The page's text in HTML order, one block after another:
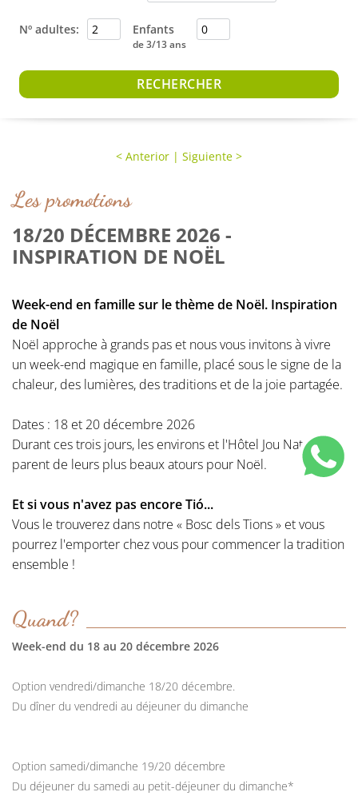
Nº adultes: Enfants
de 3/13 ans
< Anterior | Siguiente >
Les promotions
18/20 DÉCEMBRE 2026 -
INSPIRATION DE NOËL
Week-end en famille sur le thème de Noël. Inspiration
de Noël
Noël approche à grands pas et nous vous invitons à vivre
un week-end magique en famille, placé sous le signe de la
chaleur, des lumières, des traditions et de la joie partagée.
Dates : 18 et 20 décembre 2026
Durant ces trois jours, les environs et l'Hôtel Jou Nature se
parent de leurs plus beaux atours pour Noël.
Et si vous n'avez pas encore Tió...
Vous le trouverez dans notre « Bosc dels Tions » et vous
pourrez l'emporter chez vous pour commencer la tradition
ensemble !
Quand?
Week-end du 18 au 20 décembre 2026
Option vendredi/dimanche 18/20 décembre.
Du dîner du vendredi au déjeuner du dimanche
Option samedi/dimanche 19/20 décembre
Du déjeuner du samedi au petit-déjeuner du dimanche*